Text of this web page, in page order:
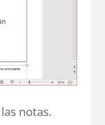
notas.